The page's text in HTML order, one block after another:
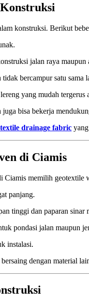
konstruksi. Berikut
jalan raya maupun
bercampur satu sama
yang mudah tergerus
bisa bekerja
drainage fabric
di Ciamis
Ciamis memilih geotextile
panjang.
tinggi dan paparan sinar
pondasi jalan maupun
instalasi.
dengan material